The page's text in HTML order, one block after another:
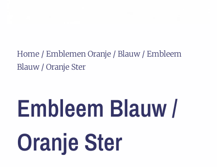
Home / Emblemen Oranje / Blauw/ Embleem
Blauw / Oranje Ster
Embleem Blauw /
Oranje Ster